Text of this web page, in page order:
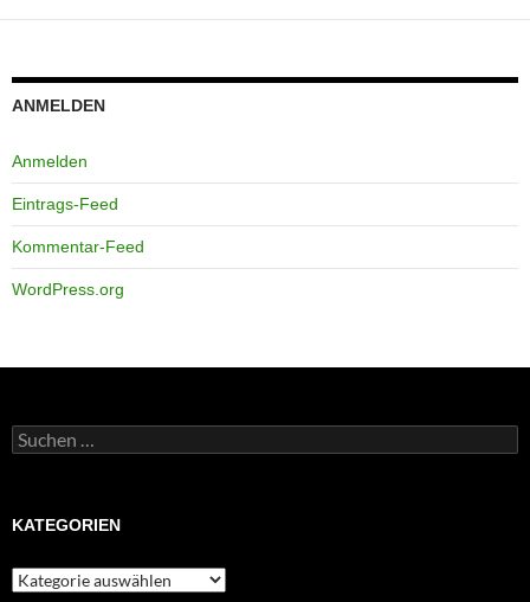
ANMELDEN
Anmelden
Eintrags-Feed
Kommentar-Feed
WordPress.org
Suchen
nach:
KATEGORIEN
Kategorien